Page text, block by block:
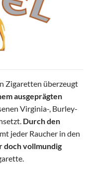
Zigaretten überzeugt
ausgeprägten
Virginia-, Burley-
Durch den
jeder Raucher in den
doch vollmundig